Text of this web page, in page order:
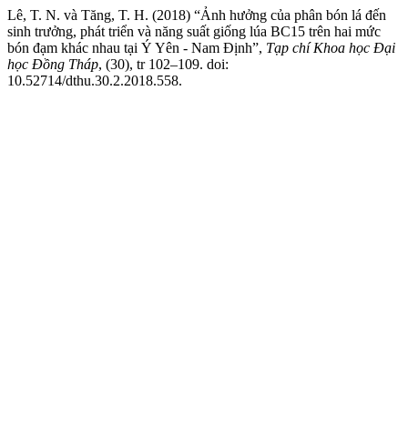
Lê, T. N. và Tăng, T. H. (2018) “Ảnh hưởng của phân bón lá đến
sinh trưởng, phát triển và năng suất giống lúa BC15 trên hai mức
bón đạm khác nhau tại Ý Yên - Nam Định”, Tạp chí Khoa học Đại
học Đồng Tháp, (30), tr 102–109. doi:
10.52714/dthu.30.2.2018.558.